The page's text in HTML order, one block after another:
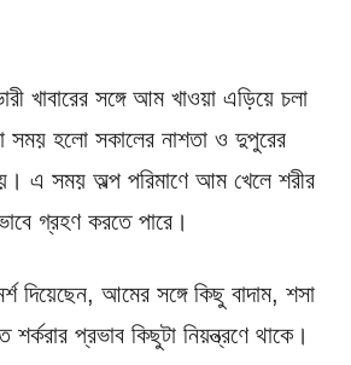
খাবারের সঙ্গে আম খাওয়া এড়িয়ে চলা
সময় হলো সকালের নাশতা ও দুপুরের
এ সময় অল্প পরিমাণে আম খেলে শরীর
গ্রহণ করতে পারে।
দিয়েছেন, আমের সঙ্গে কিছু বাদাম, শসা
প্রভাব কিছুটা নিয়ন্ত্রণে থাকে।